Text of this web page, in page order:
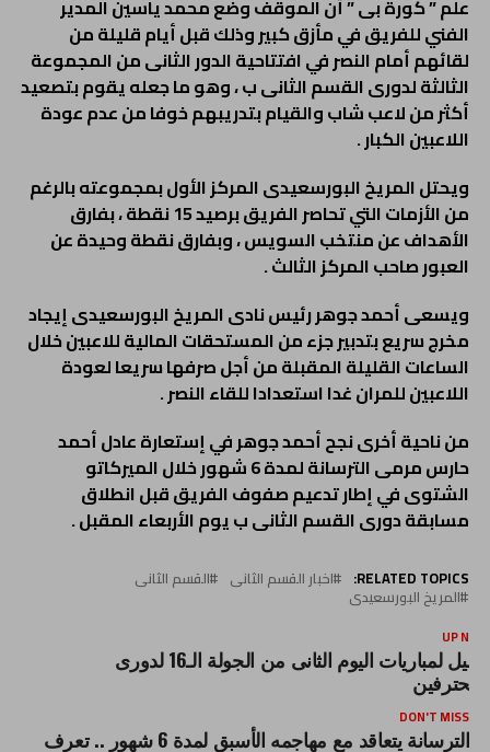
علم ” كورة بى ” أن الموقف وضع محمد ياسين المدير
الفني للفريق في مأزق كبير وذلك قبل أيام قليلة من
لقائهم أمام النصر في افتتاحية الدور الثانى من المجموعة
الثالثة لدورى القسم الثانى ب ، وهو ما جعله يقوم بتصعيد
أكثر من لاعب شاب والقيام بتدريبهم خوفا من عدم عودة
اللاعبين الكبار .
ويحتل المريخ البورسعيدى المركز الأول بمجموعته بالرغم
من الأزمات التي تحاصر الفريق برصيد 15 نقطة ، بفارق
الأهداف عن منتخب السويس ، وبفارق نقطة وحيدة عن
العبور صاحب المركز الثالث .
ويسعى أحمد جوهر رئيس نادى المريخ البورسعيدى إيجاد
مخرج سريع بتدبير جزء من المستحقات المالية للاعبين خلال
الساعات القليلة المقبلة من أجل صرفها سريعا لعودة
اللاعبين للمران غدا استعدادا للقاء النصر .
من ناحية أخرى نجح أحمد جوهر في إستعارة عادل أحمد
حارس مرمى الترسانة لمدة 6 شهور خلال الميركاتو
الشتوى في إطار تدعيم صفوف الفريق قبل انطلاق
مسابقة دورى القسم الثانى ب يوم الأربعاء المقبل .
RELATED TOPICS: اخبار القسم الثانى القسم الثانى
المريخ البورسعيدى
UP
تحليل لمباريات اليوم الثانى من الجولة الـ16 لدورى
DON'T MISS
الترسانة يتعاقد مع مهاجمه الأسبق لمدة 6 شهور .. تعرف